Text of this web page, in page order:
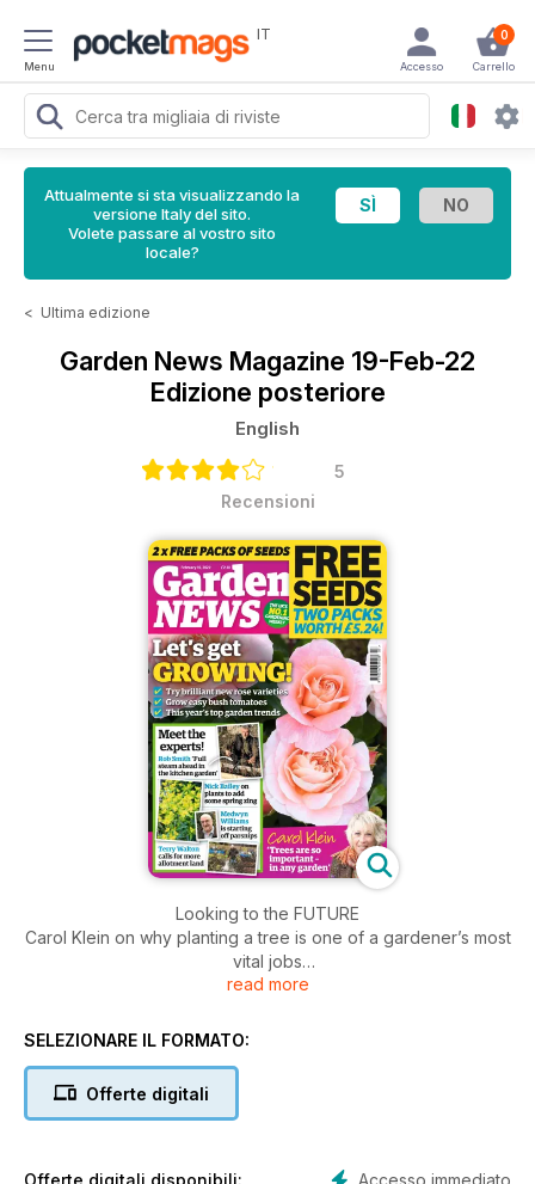
Menu
IT 0
Carrello
Accesso
Attualmente si sta visualizzando la
versione Italy del sito.
Volete passare al vostro sito
locale?
< Ultima edizione
Garden News Magazine 19-Feb-22
Edizione posteriore
English
5
Recensioni
Looking to the FUTURE
Carol Klein on why planting a tree is one of a gardener’s most
vital jobs
Nick Bailey gives his suggestions for the best
read more
SELEZIONARE IL FORMATO:
Offerte digitali
Accesso immediato
Offerte digitali disponibili: